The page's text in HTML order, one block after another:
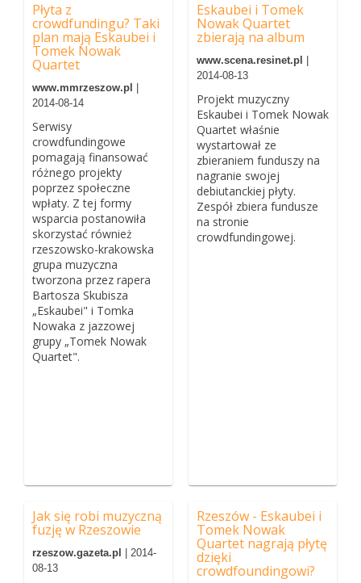
Płyta z
crowdfundingu? Taki
plan mają Eskaubei i
Tomek Nowak
Quartet
www.mmrzeszow.pl
2014-08-14
Serwisy
crowdfundingowe
pomagają finansować
różnego projekty
poprzez społeczne
wpłaty. Z tej formy
wsparcia postanowiła
skorzystać również
rzeszowsko-krakowska
grupa muzyczna
tworzona przez rapera
Bartosza Skubisza
„Eskaubei" i Tomka
Nowaka z jazzowej
grupy „Tomek Nowak
Quartet".
Eskaubei i Tomek
Nowak Quartet
zbierają na album
www.scena.resinet.pl
2014-08-13
Projekt muzyczny
Eskaubei i Tomek Nowak
Quartet właśnie
wystartował ze
zbieraniem funduszy na
nagranie swojej
debiutanckiej płyty.
Zespół zbiera fundusze
na stronie
crowdfundingowej.
Jak się robi muzyczną
fuzję w Rzeszowie
rzeszow.gazeta.pl
| 2014-
08-13
Rzeszów - Eskaubei i
Tomek Nowak
Quartet nagrają płytę
dzięki
crowdfoundingowi?